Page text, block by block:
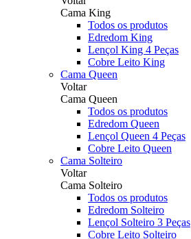
Cama King
Todos os produtos
Edredom King
Lençol King 4 Peças
Cobre Leito King
Cama Queen
Voltar
Cama Queen
Todos os produtos
Edredom Queen
Lençol Queen 4 Peças
Cobre Leito Queen
Cama Solteiro
Voltar
Cama Solteiro
Todos os produtos
Edredom Solteiro
Lençol Solteiro 3 Peças
Cobre Leito Solteiro